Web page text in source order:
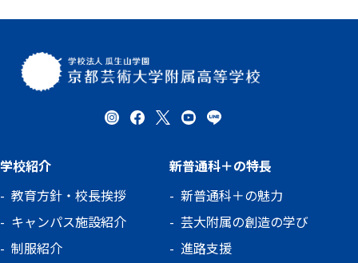
学校紹介
教育方針・校長挨拶
キャンパス施設紹介
制服紹介
新普通科＋の特長
新普通科＋の魅力
芸大附属の創造の学び
進路支援